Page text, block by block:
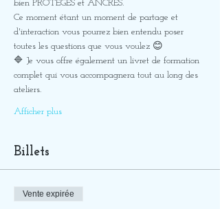
bien PROTEGES et ANCRES.
Ce moment étant un moment de partage et
d'interaction vous pourrez bien entendu poser
toutes les questions que vous voulez 😊
🔷 Je vous offre également un livret de formation
complet qui vous accompagnera tout au long des
ateliers.
Afficher plus
Billets
Vente expirée